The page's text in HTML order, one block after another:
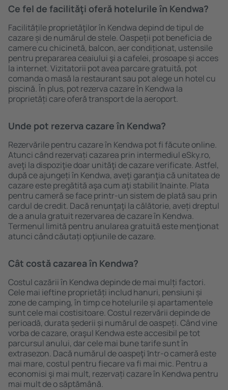
Ce fel de facilităţi oferă hotelurile în Kendwa?
Facilitățile proprietăţilor în Kendwa depind de tipul de
cazare și de numărul de stele. Oaspeții pot beneficia de
camere cu chicinetă, balcon, aer condiționat, ustensile
pentru prepararea ceaiului şi a cafelei, prosoape și acces
la internet. Vizitatorii pot avea parcare gratuită, pot
comanda o masă la restaurant sau pot alege un hotel cu
piscină. În plus, pot rezerva cazare în Kendwa la
proprietăți care oferă transport de la aeroport.
Unde pot rezerva cazare în Kendwa?
Rezervările pentru cazare în Kendwa pot fi făcute online.
Atunci când rezervați cazarea prin intermediul eSky.ro,
aveţi la dispoziţie doar unităţi de cazare verificate. Astfel,
după ce ajungeți în Kendwa, aveţi garanţia că unitatea de
cazare este pregătită aşa cum aţi stabilit ȋnainte. Plata
pentru cameră se face printr-un sistem de plată sau prin
cardul de credit. Dacă renunţaţi la călătorie, aveți dreptul
de a anula gratuit rezervarea de cazare în Kendwa.
Termenul limită pentru anularea gratuită este menţionat
atunci când căutați opţiunile de cazare.
Cât costă cazarea în Kendwa?
Costul cazării în Kendwa depinde de mai mulți factori.
Cele mai ieftine proprietăți includ hanuri, pensiuni și
zone de camping, în timp ce hotelurile și apartamentele
sunt cele mai costisitoare. Costul rezervării depinde de
perioadă, durata șederii și numărul de oaspeți. Când vine
vorba de cazare, oraşul Kendwa este accesibil pe tot
parcursul anului, dar cele mai bune tarife sunt în
extrasezon. Dacă numărul de oaspeţi ȋntr-o cameră este
mai mare, costul pentru fiecare va fi mai mic. Pentru a
economisi şi mai mult, rezervați cazare în Kendwa pentru
mai mult de o săptămână.